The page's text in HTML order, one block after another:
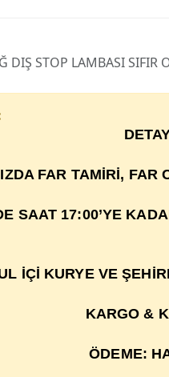
DIŞ STOP LAMBASI SIFIR
FAR TAMİRİ, FAR
SAAT 17:00’YE
İÇİ KURYE VE
KARGO &
ÖDEME: